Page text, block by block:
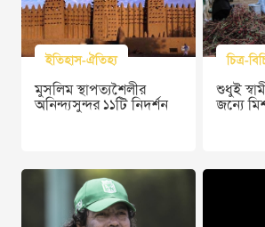
ইতিহাস-ঐতিহ্য
মুসলিম স্থাপত্যশৈলীর
অনিন্দ্যসুন্দর ১১টি নিদর্শন
চিত্র-
শুধুই
জন্যে